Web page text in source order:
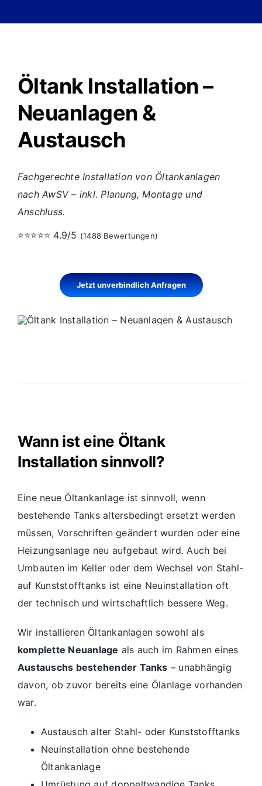
Öltank Installation –
Neuanlagen &
Austausch
Fachgerechte Installation von Öltankanlagen
nach AwSV – inkl. Planung, Montage und
Anschluss.
⭐⭐⭐⭐⭐ 4.9/5 (1488 Bewertungen)
Jetzt unverbindlich Anfragen
Wann ist eine Öltank
Installation sinnvoll?
Eine neue Öltankanlage ist sinnvoll, wenn
bestehende Tanks altersbedingt ersetzt werden
müssen, Vorschriften geändert wurden oder eine
Heizungsanlage neu aufgebaut wird. Auch bei
Umbauten im Keller oder dem Wechsel von Stahl-
auf Kunststofftanks ist eine Neuinstallation oft
der technisch und wirtschaftlich bessere Weg.
Wir installieren Öltankanlagen sowohl als
komplette Neuanlage als auch im Rahmen eines
Austauschs bestehender Tanks – unabhängig
davon, ob zuvor bereits eine Ölanlage vorhanden
war.
Austausch alter Stahl- oder Kunststofftanks
Neuinstallation ohne bestehende
Öltankanlage